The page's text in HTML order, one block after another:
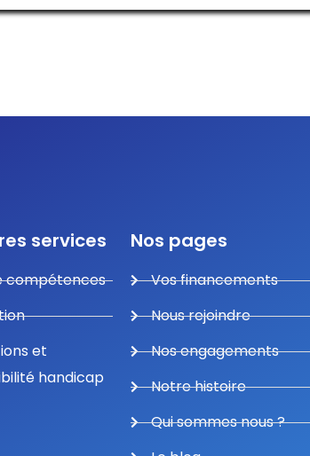
services
compétences
et
handicap
Nos pages
Vos financements
Nous rejoindre
Nos engagements
Notre histoire
Qui sommes nous ?